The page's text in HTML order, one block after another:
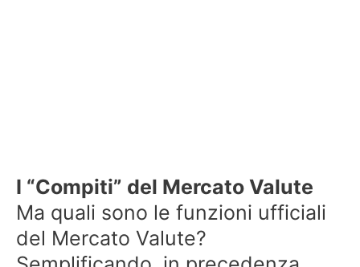
I “Compiti” del Mercato Valute
Ma quali sono le funzioni ufficiali
del Mercato Valute?